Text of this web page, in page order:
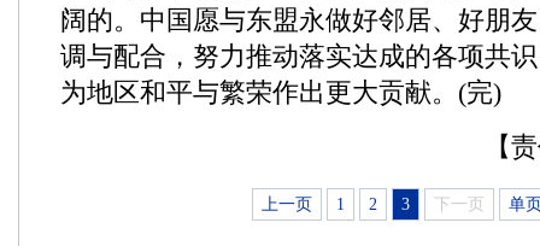
阔的。中国愿与东盟永做好邻居、好朋
调与配合，努力推动落实达成的各项共
为地区和平与繁荣作出更大贡献。(完)
【
上一页 1 2 3 下一页 单